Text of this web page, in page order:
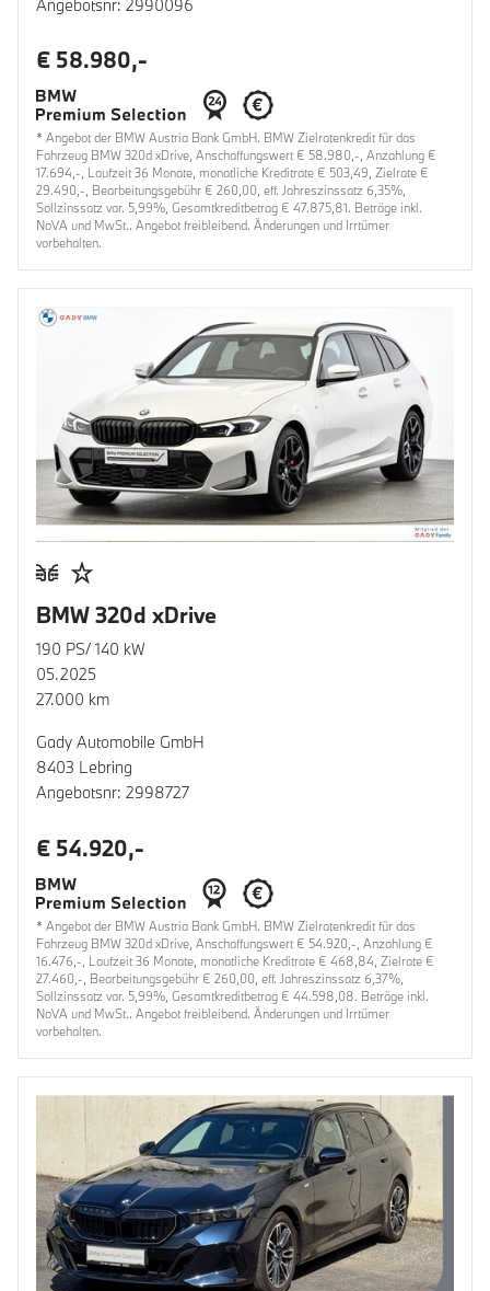
Angebotsnr: 2990096
€ 58.980,-
* Angebot der BMW Austria Bank GmbH. BMW Zielratenkredit für das
Fahrzeug BMW 320d xDrive, Anschaffungswert € 58.980,-, Anzahlung €
17.694,-, Laufzeit 36 Monate, monatliche Kreditrate € 503,49, Zielrate €
29.490,-, Bearbeitungsgebühr € 260,00, eff. Jahreszinssatz 6,35%,
Sollzinssatz var. 5,99%, Gesamtkreditbetrag € 47.875,81. Beträge inkl.
NoVA und MwSt.. Angebot freibleibend. Änderungen und Irrtümer
vorbehalten.
BMW 320d xDrive
190 PS/ 140 kW
05.2025
27.000 km
Gady Automobile GmbH
8403 Lebring
Angebotsnr: 2998727
€ 54.920,-
* Angebot der BMW Austria Bank GmbH. BMW Zielratenkredit für das
Fahrzeug BMW 320d xDrive, Anschaffungswert € 54.920,-, Anzahlung €
16.476,-, Laufzeit 36 Monate, monatliche Kreditrate € 468,84, Zielrate €
27.460,-, Bearbeitungsgebühr € 260,00, eff. Jahreszinssatz 6,37%,
Sollzinssatz var. 5,99%, Gesamtkreditbetrag € 44.598,08. Beträge inkl.
NoVA und MwSt.. Angebot freibleibend. Änderungen und Irrtümer
vorbehalten.